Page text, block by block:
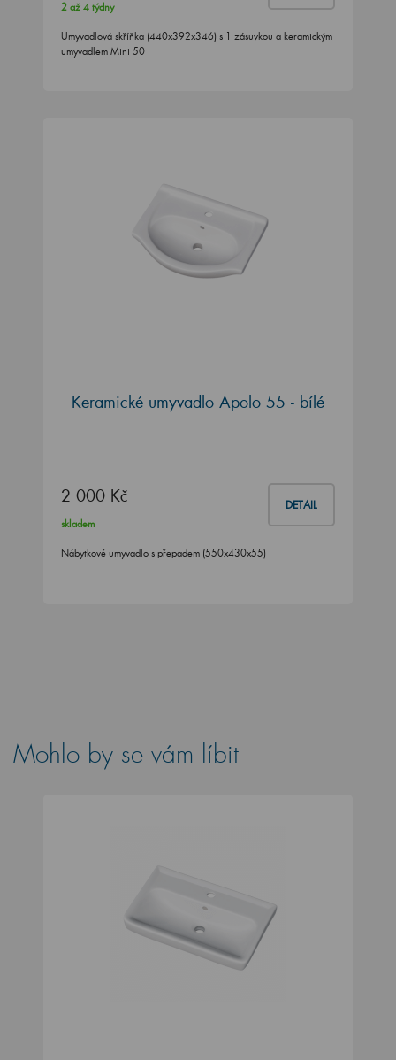
2 až 4 týdny
Umyvadlová skříňka (440x392x346) s 1 zásuvkou a keramickým
umyvadlem Mini 50
Keramické umyvadlo Apolo 55 - bílé
2 000 Kč DETAIL
skladem
Nábytkové umyvadlo s přepadem (550x430x55)
Mohlo by se vám líbit